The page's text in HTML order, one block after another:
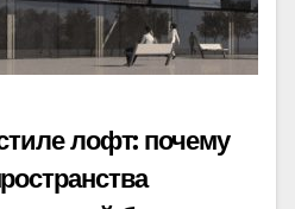
лофт: почему